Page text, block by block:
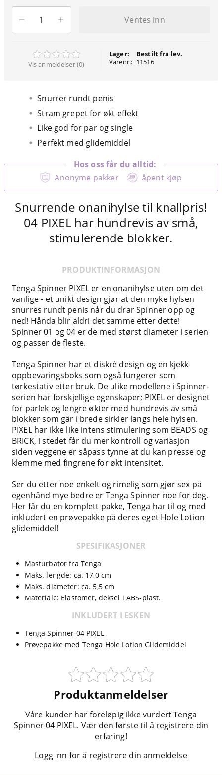
Ventes inn
Vis anmeldelser (0)
Lager:
Varenr.:
Bestilt fra lev.
11516
Snurrer rundt penis
Stram grepet for økt effekt
Like god for par og single
Perfekt med glidemiddel
Anonyme pakker åpent kjøp
Hos oss får du alltid:
Snurrende onanihylse til knallpris!
04 PIXEL har hundrevis av små,
stimulerende blokker.
PRODUKTINFORMASJON
Tenga Spinner PIXEL er en onanihylse uten om det
vanlige - et unikt design gjør at den myke hylsen
snurres rundt penis når du drar Spinner opp og
ned! Hånda blir aldri det samme etter dette!
Spinner 01 og 04 er de med størst diameter i serien
og passer de fleste.
Tenga Spinner har et diskré design og en kjekk
oppbevaringsboks som også fungerer som
tørkestativ etter bruk. De ulike modellene i Spinner-
serien har forskjellige egenskaper; PIXEL er designet
for parlek og lengre økter med hundrevis av små
blokker som går i brede sirkler langs hele hylsen.
PIXEL har ikke like intens stimulering som BEADS og
BRICK, i stedet får du mer kontroll og variasjon
siden veggene er såpass tynne at du kan presse og
klemme med fingrene for økt intensitet.
Ser du etter noe enkelt og rimelig som gjør sex på
egenhånd mye bedre er Tenga Spinner noe for deg.
Her får du en komplett pakke, Tenga har til og med
inkludert en prøvepakke på deres eget Hole Lotion
glidemiddel!
SPESIFIKASJONER
Masturbator fra Tenga
Maks. lengde: ca. 17,0 cm
Maks. diameter: ca. 5,5 cm
Materiale: Elastomer, deksel i ABS-plast.
INKLUDERT I ESKEN
Tenga Spinner 04 PIXEL
Prøvepakke med Tenga Hole Lotion Glidemiddel
Produktanmeldelser
Våre kunder har foreløpig ikke vurdert Tenga
Spinner 04 PIXEL. Vær den første til å registrere din
erfaring!
Logg inn for å registrere din anmeldelse